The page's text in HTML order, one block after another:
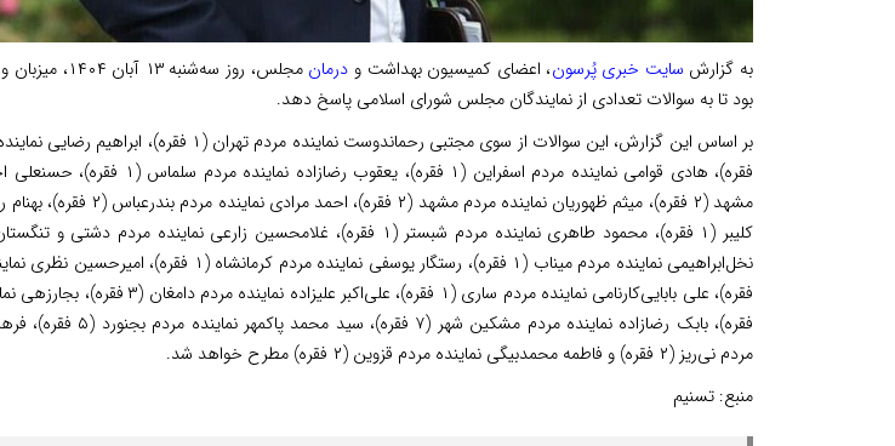
به گزارش سایت خبری پُرسون، اعضای کمیسیون بهداشت و درمان
مجلس، روز سه‌شنبه
بود تا به سوالات تعدادی از نمایندگان مجلس شورای اسلامی پاسخ دهد.
فقره)، هادی قوامی نماینده مردم اسفراین (۱ فقره)،
مشهد (۲ فقره)، میثم ظهوریان نماینده مردم مشهد
فقره)، بابک رضازاده نماینده مردم
مردم نی‌ریز (۲ فقره) و فاطمه محمدبیگی نماینده مردم قزوین (۲ فقره) مطرح خواهد شد.
منبع: تسنیم